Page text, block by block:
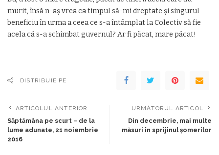
murit, însă n-aş vrea ca timpul să-mi dreptate şi singurul
beneficiu în urma a ceea ce s-a întâmplat la Colectiv să fie
acela că s-a schimbat guvernul? Ar fi păcat, mare păcat!
DISTRIBUIE PE
ARTICOLUL ANTERIOR
Săptămâna pe scurt – de la
lume adunate, 21 noiembrie
2016
URMĂTORUL ARTICOL
Din decembrie, mai multe
măsuri în sprijinul șomerilor